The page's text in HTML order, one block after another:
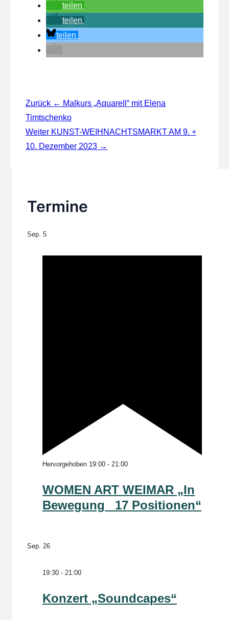
teilen
teilen
teilen
Beitragsnavigation
Zurück ← Malkurs „Aquarell“ mit Elena
Timtschenko
Weiter KUNST-WEIHNACHTSMARKT AM 9. +
10. Dezember 2023 →
Termine
Sep. 5
Hervorgehoben 19:00 - 21:00
WOMEN ART WEIMAR „In
Bewegung _17 Positionen“
Sep. 26
19:30 - 21:00
Konzert „Soundcapes“